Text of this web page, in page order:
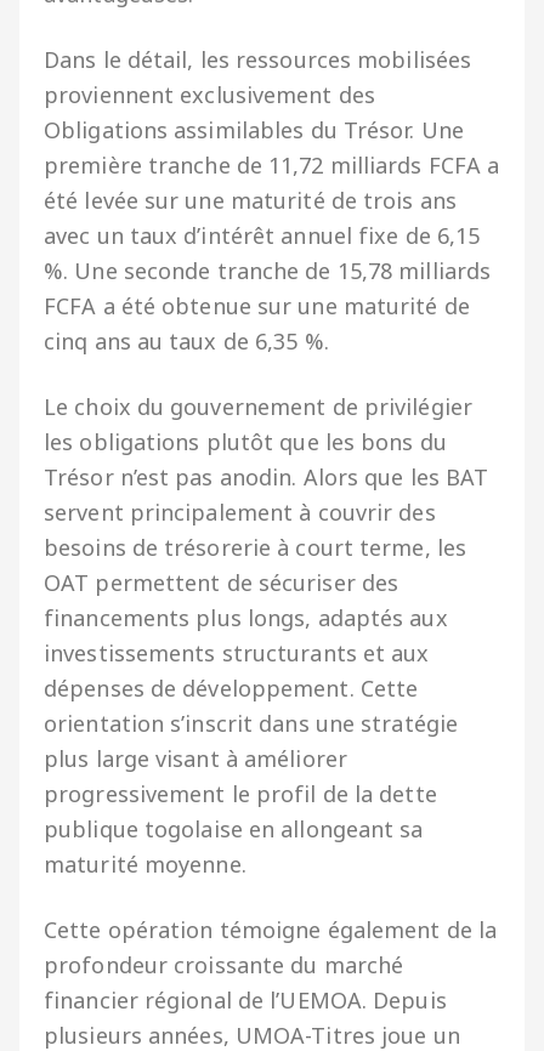
Dans le détail, les ressources mobilisées
proviennent exclusivement des
Obligations assimilables du Trésor. Une
première tranche de 11,72 milliards FCFA a
été levée sur une maturité de trois ans
avec un taux d’intérêt annuel fixe de 6,15
%. Une seconde tranche de 15,78 milliards
FCFA a été obtenue sur une maturité de
cinq ans au taux de 6,35 %.
Le choix du gouvernement de privilégier
les obligations plutôt que les bons du
Trésor n’est pas anodin. Alors que les BAT
servent principalement à couvrir des
besoins de trésorerie à court terme, les
OAT permettent de sécuriser des
financements plus longs, adaptés aux
investissements structurants et aux
dépenses de développement. Cette
orientation s’inscrit dans une stratégie
plus large visant à améliorer
progressivement le profil de la dette
publique togolaise en allongeant sa
maturité moyenne.
Cette opération témoigne également de la
profondeur croissante du marché
financier régional de l’UEMOA. Depuis
plusieurs années, UMOA-Titres joue un